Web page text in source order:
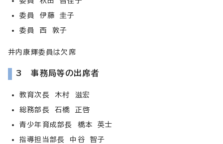
委員 伊藤 圭子
委員 西 敦子
井内康輝委員は欠席
3 事務局等の出席者
教育次長 木村 滋宏
総務部長 石橋 正啓
青少年育成部長 橋本 英士
指導担当部長 中谷 智子